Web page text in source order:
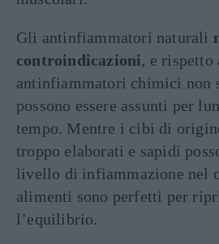
Gli antinfiammatori naturali
controindicazioni, e rispetto
antinfiammatori chimici non
possono essere assunti per
tempo. Mentre i cibi di
troppo elaborati e sapidi
livello di infiammazione nel
alimenti sono perfetti per
l’equilibrio.